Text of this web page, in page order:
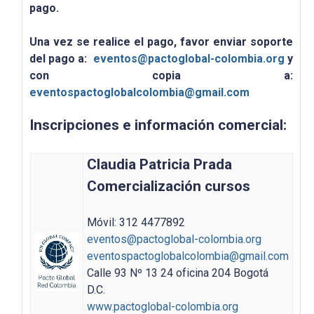
pago.
Una vez se realice el pago, favor enviar soporte
del pago a: eventos@pactoglobal-colombia.org y
con copia a:
eventospactoglobalcolombia@gmail.com
Inscripciones e información comercial:
Claudia Patricia Prada
Comercialización cursos
Móvil: 312 4477892
eventos@pactoglobal-colombia.org
eventospactoglobalcolombia@gmail.com
Calle 93 Nº 13 24 oficina 204 Bogotá
D.C.
www.pactoglobal-colombia.org